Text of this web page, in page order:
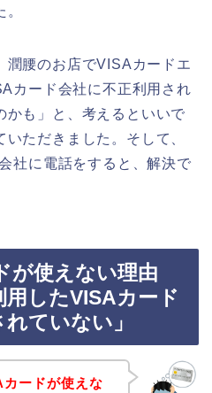
潤腰のお店でVISAカードエ
カード会社に不正利用され
かも」と、考えるといいで
ただきました。そして、
社に電話をすると、解決で
が使えない理由
用したVISAカード
ていない」
ードが使えな